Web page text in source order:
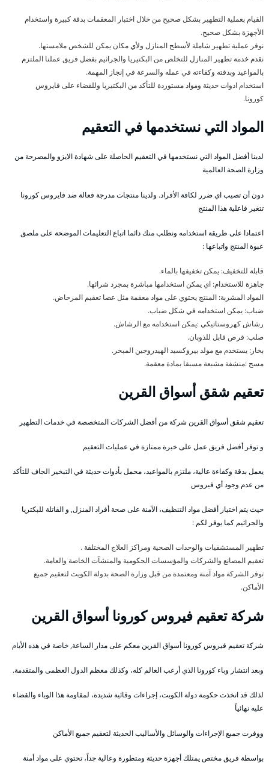
القيام بعملية التطهير بشكل صحيح من خلال اختبار المعقمات بدقة كبيرة واستخدام
الأجهزة بشكل صحيح.
نوفر عملية تطهير شاملة لأسطح المنازل ولأي مكان يمكن للشخص ملامستها.
نقدم خدمة تطهير المنازل للتخلص من البكتيريا والجراثيم بفضل فريق عملنا الملتزم
بالمواعيد وبدقته وكفاءته في عمله والسرعة في إنجاز المهمة.
استخدام ادوات حديثة ومواد مستوردة للتأكد من البكتيريا وللقضاء على فايروس
كورونا.
المواد التي نستخدمها في التعقيم
لدينا أفضل المواد التي نستخدمها في التعقيم الحاصلة على شهادة الايزو والمصرحة من
وزارة الصحة العالمية
دون أن تصيب اي ضرر لكافة الأفراد. ولدينا منتجات مدرجة فعالة ضد فايروس كورونا
تتغير فاعلية هذا المنتج
اعتمادا على طريقة استخدامه ونطلب منك دائما اتباع التعليمات الموضحة على ملصق
عبوة المنتج واتباعها :
قابلة للتخفيف: يمكن تخفيفها بالماء.
جاهزة للاستخدام: اي يمكن استخدامها مباشرة بمجرد شرائها.
المواد المشربة: المنتج يحتوي على مواد معقمة مثل عصا تعقيم المرحاض.
ضباب: يمكن استخدامه في شكل ضباب.
رشاش كهروستاتيكي :يمكن استخدامه مع الرشاش.
صلب: قرص قابل للذوبان.
بخار: يستخدم مع مولد بيروكسيد الهيدروجين المبخر.
مسح :منشفة مشبعة مسبقا بمادة معقمة.
تعقيم شقق أسواق القرين
تعقيم شقق أسواق القرين شركة من أفضل الشركات المتخصصة في خدمات التطهير
و توفر أفضل فريق عمل على خبرة ممتازة في عمليات التعقيم
يعمل بدقة وكفاءة عالية، ملتزم بالمواعيد، محمل بأدوات حديثة في التبخير الجاف للتأكد
من عدم وجود أي فيروس
حيث يتم اختيار أفضل مواد التنظيف، الآمنة على صحة أفراد المنزل, و القاتلة للبكتريا
والجراثيم كما يوفر لكم :
تطهير المستشفيات والوحدات الصحية ومراكز العلاج المختلفة .
تعقيم المصانع والشركات والمؤسسات الحكومية والمنشآت الخاصة والعامة.
توفر الشركة مواد آمنة ومعتمدة من قبل وزارة الصحة بدولة الكويت لتعقيم جميع
الأماكن.
شركة تعقيم فيروس كورونا أسواق القرين
شركة تعقيم فيروس كورونا أسواق القرين معكم على مدار الساعة, خاصة في هذه الأيام
وبعد انتشار وباء كورونا الذي أرعب العالم كله، وكذلك معظم الدول العظمى والمتقدمة.
لذلك قد اتخذت حكومة دولة الكويت، إجراءات وقائية شديدة، لمقاومة هذا الوباء والقضاء
عليه نهائياً
ووفرت جميع الإجراءات والوسائل والأساليب الحديثة لتعقيم جميع الأماكن
بواسطة فريق مختص يمتلك أجهزة حديثة ومتطورة وعالية جداً، تحتوي على مواد أمنة